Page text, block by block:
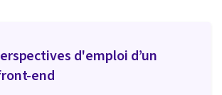
d'emploi d’un
end